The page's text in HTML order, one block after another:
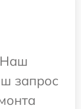
Наш
запрос